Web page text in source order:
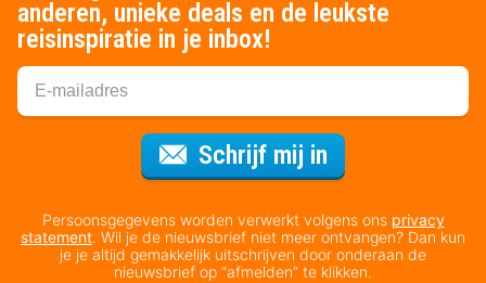
anderen, unieke deals en de leukste
reisinspiratie in je inbox!
Schrijf mij in
Persoonsgegevens worden verwerkt volgens ons privacy
statement. Wil je de nieuwsbrief niet meer ontvangen? Dan kun
je je altijd gemakkelijk uitschrijven door onderaan de
nieuwsbrief op “afmelden” te klikken.